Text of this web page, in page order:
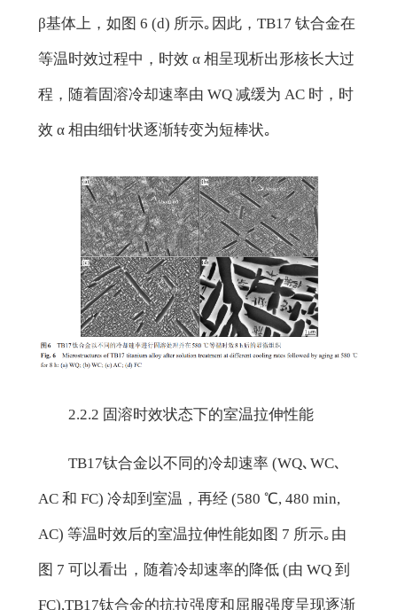
β基体上，如图 6 (d) 所示｡因此，TB17 钛合金在
等温时效过程中，时效 α 相呈现析出形核长大过
程，随着固溶冷却速率由 WQ 减缓为 AC 时，时
效 α 相由细针状逐渐转变为短棒状｡
2.2.2 固溶时效状态下的室温拉伸性能
TB17钛合金以不同的冷却速率 (WQ､WC､
AC 和 FC) 冷却到室温，再经 (580 ℃, 480 min,
AC) 等温时效后的室温拉伸性能如图 7 所示｡由
图 7 可以看出，随着冷却速率的降低 (由 WQ 到
FC),TB17钛合金的抗拉强度和屈服强度呈现逐渐